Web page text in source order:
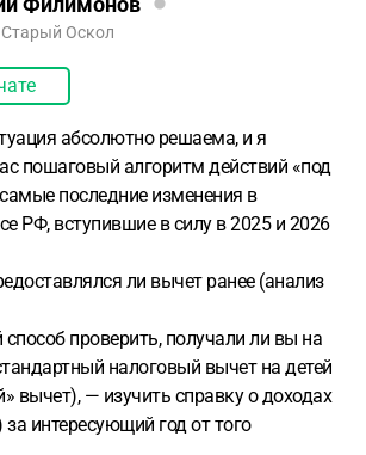
Оскол
абсолютно решаема, и я
пошаговый алгоритм действий «под
последние изменения в
РФ, вступившие в силу в 2025 и 2026
ли вычет ранее (анализ
проверить, получали ли вы на
налоговый вычет на детей
вычет), — изучить справку о доходах
интересующий год от того